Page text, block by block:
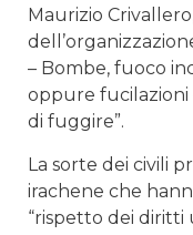
Maurizio
– Bombe, fuoco
oppure fucilazioni
di fuggire”.
La sorte dei civili
irachene che
“rispetto dei diritti